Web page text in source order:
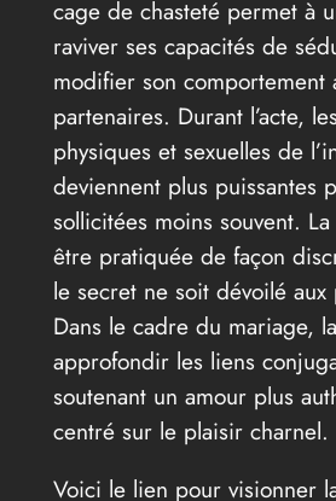
cage de chasteté permet à
raviver ses capacités de
modifier son comportement
partenaires. Durant l’acte,
physiques et sexuelles de
deviennent plus puissantes
sollicitées moins souvent.
être pratiquée de façon
le secret ne soit dévoilé aux
Dans le cadre du mariage,
approfondir les liens
soutenant un amour plus
centré sur le plaisir charnel.
Voici le lien pour visionner